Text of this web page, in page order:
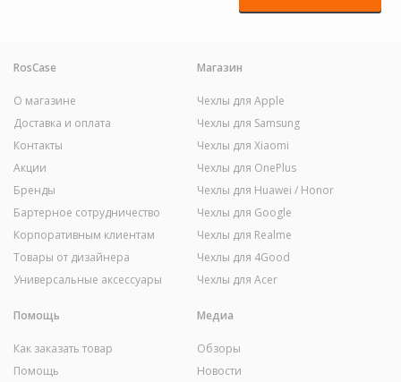
RosCase
О магазине
Доставка и оплата
Контакты
Акции
Бренды
Бартерное сотрудничество
Корпоративным клиентам
Товары от дизайнера
Универсальные аксессуары
Магазин
Чехлы для Apple
Чехлы для Samsung
Чехлы для Xiaomi
Чехлы для OnePlus
Чехлы для Huawei / Honor
Чехлы для Google
Чехлы для Realme
Чехлы для 4Good
Чехлы для Acer
Помощь
Как заказать товар
Помощь
Медиа
Обзоры
Новости